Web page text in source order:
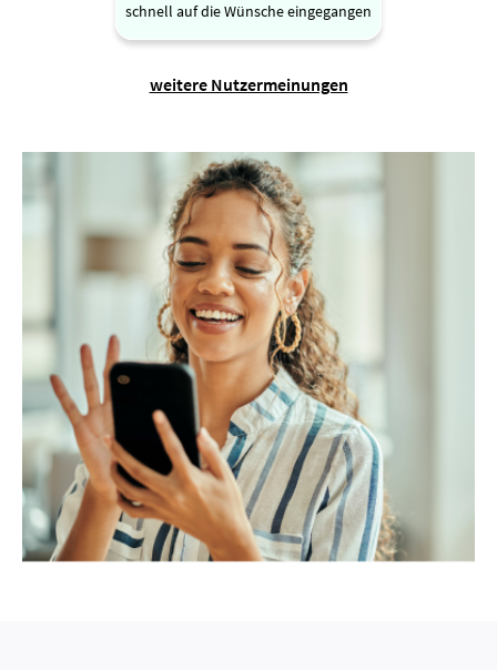
schnell auf die Wünsche eingegangen
weitere Nutzermeinungen